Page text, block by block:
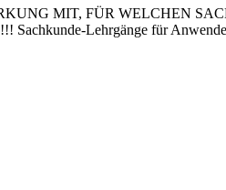
MIT, FÜR WELCHEN
Lehrgänge für